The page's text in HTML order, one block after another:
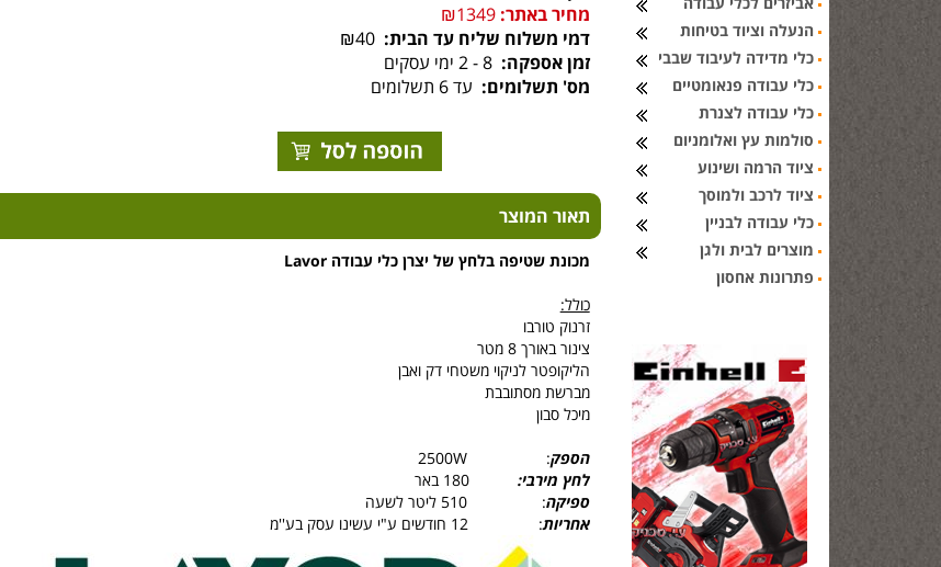
מחיר באתר:₪1349
דמי משלוח שליח עד הבית: ₪40
זמן אספקה: 8 - 2 ימי עסקים
מס' תשלומים: עד 6 תשלומים
תאור המוצר
מכונת שטיפה בלחץ של יצרן כלי עבודה Lavor
כולל:
זרנוק טורבו
צינור באורך 8 מטר
הליקופטר לניקוי משטחי דק ואבן
מברשת מסתובבת
מיכל סבון
הספק: 2500W
לחץ מירבי: 180 באר
ספיקה: 510 ליטר לשעה
אחריות: 12 חודשים ע"י עשינו עסק בע''מ
הנעלה וציוד בטיחות
כלי מדידה לעיבוד שבבי
כלי עבודה פנאומטיים
כלי עבודה לצנרת
סולמות עץ ואלומניום
ציוד הרמה ושינוע
ציוד לרכב ולמוסך
כלי עבודה לבניין
מוצרים לבית ולגן
פתרונות אחסון